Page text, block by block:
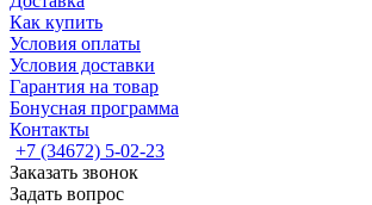
Как купить
Условия оплаты
Условия доставки
Гарантия на товар
Бонусная программа
Контакты
+7 (34672) 5-02-23
Заказать звонок
Задать вопрос